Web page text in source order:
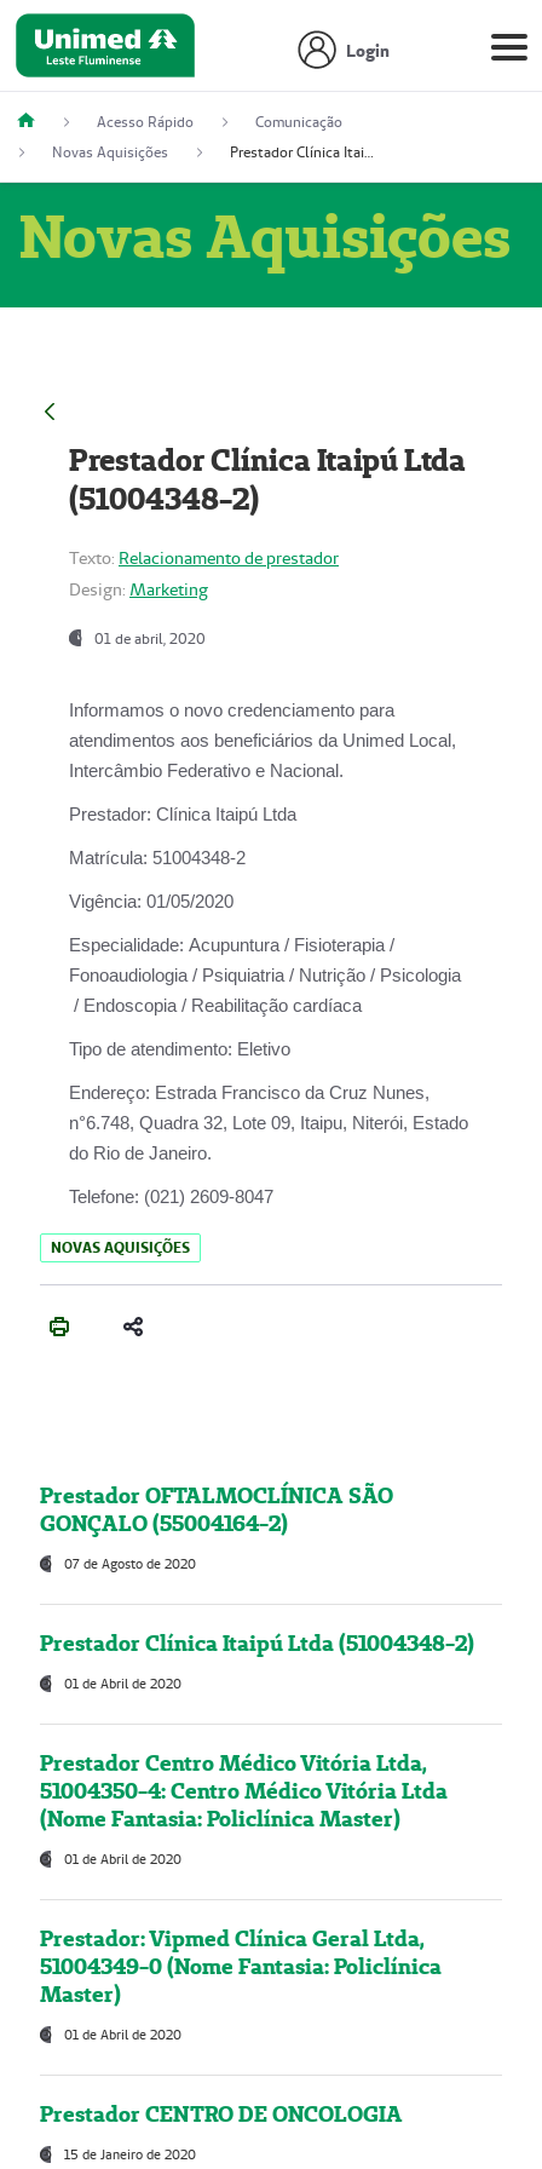
Login
Acesso Rápido
Comunicação
Novas Aquisições
Prestador Clínica Itaipú Ltda (51004348-2)
Novas Aquisições
Prestador Clínica Itaipú Ltda
(51004348-2)
Texto: Relacionamento de prestador
Design: Marketing
01 de abril, 2020
Informamos o novo credenciamento para
atendimentos aos beneficiários da Unimed Local,
Intercâmbio Federativo e Nacional.
Prestador: Clínica Itaipú Ltda
Matrícula: 51004348-2
Vigência: 01/05/2020
Especialidade: Acupuntura / Fisioterapia /
Fonoaudiologia / Psiquiatria / Nutrição / Psicologia
/ Endoscopia / Reabilitação cardíaca
Tipo de atendimento: Eletivo
Endereço: Estrada Francisco da Cruz Nunes,
n°6.748, Quadra 32, Lote 09, Itaipu, Niterói, Estado
do Rio de Janeiro.
Telefone: (021) 2609-8047
NOVAS AQUISIÇÕES
Prestador OFTALMOCLÍNICA SÃO
GONÇALO (55004164-2)
07 de Agosto de 2020
Prestador Clínica Itaipú Ltda (51004348-2)
01 de Abril de 2020
Prestador Centro Médico Vitória Ltda,
51004350-4: Centro Médico Vitória Ltda
(Nome Fantasia: Policlínica Master)
01 de Abril de 2020
Prestador: Vipmed Clínica Geral Ltda,
51004349-0 (Nome Fantasia: Policlínica
Master)
01 de Abril de 2020
Prestador CENTRO DE ONCOLOGIA
15 de Janeiro de 2020